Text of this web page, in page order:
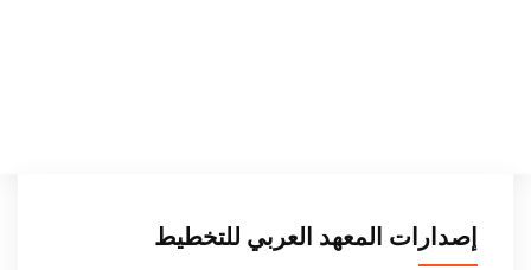
إصدارات المعهد العربي للتخطيط